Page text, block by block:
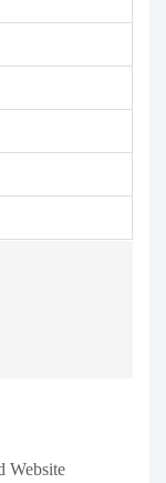
Website